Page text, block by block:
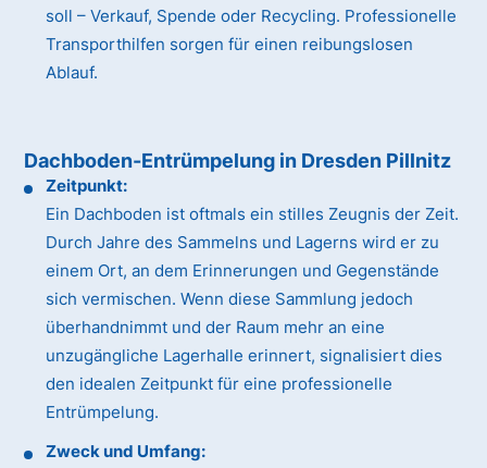
soll – Verkauf, Spende oder Recycling. Professionelle
Transporthilfen sorgen für einen reibungslosen
Ablauf.
Dachboden-Entrümpelung in Dresden Pillnitz
Zeitpunkt:
Ein Dachboden ist oftmals ein stilles Zeugnis der Zeit.
Durch Jahre des Sammelns und Lagerns wird er zu
einem Ort, an dem Erinnerungen und Gegenstände
sich vermischen. Wenn diese Sammlung jedoch
überhandnimmt und der Raum mehr an eine
unzugängliche Lagerhalle erinnert, signalisiert dies
den idealen Zeitpunkt für eine professionelle
Entrümpelung.
Zweck und Umfang: